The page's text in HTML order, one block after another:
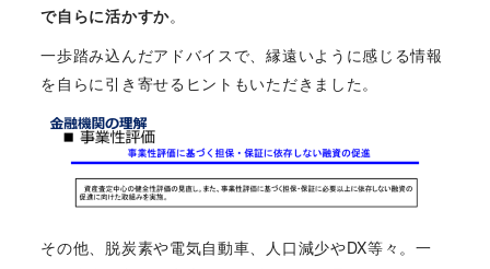
で自らに活かすか。
一歩踏み込んだアドバイスで、縁遠いように感じる情報
を自らに引き寄せるヒントもいただきました。
その他、脱炭素や電気自動車、人口減少やDX等々。一